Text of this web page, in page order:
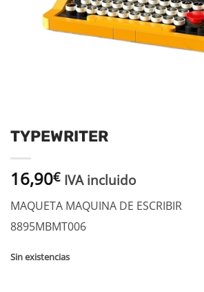
TYPEWRITER
16,90€ IVA incluido
MAQUETA MAQUINA DE ESCRIBIR
8895MBMT006
Sin existencias